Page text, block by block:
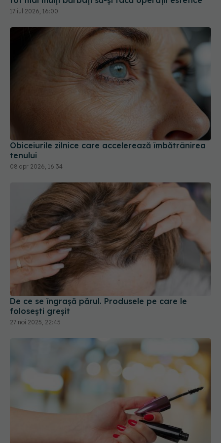
Obiceiurile zilnice care accelerează îmbătrânirea
tenului
08 apr 2026, 16:34
De ce se îngrașă părul. Produsele pe care le
folosești greșit
27 noi 2025, 22:45